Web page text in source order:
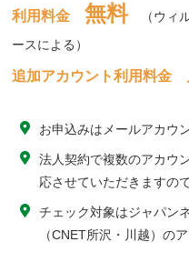
利用料金無料（ウィル
ースによる）
追加アカウント利用料金
お申込みはメールアカウ
法人契約で複数のアカウ
応させていただきますの
チェック対象はジャパン
（CNET所沢・川越）の